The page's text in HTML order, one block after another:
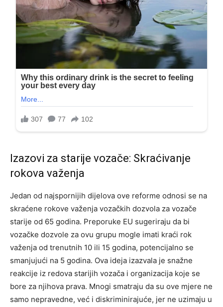
Izazovi za starije vozače: Skraćivanje
rokova važenja
Jedan od najspornijih dijelova ove reforme odnosi se na
skraćene rokove važenja vozačkih dozvola za vozače
starije od 65 godina. Preporuke EU sugeriraju da bi
vozačke dozvole za ovu grupu mogle imati kraći rok
važenja od trenutnih 10 ili 15 godina, potencijalno se
smanjujući na 5 godina. Ova ideja izazvala je snažne
reakcije iz redova starijih vozača i organizacija koje se
bore za njihova prava. Mnogi smatraju da su ove mjere ne
samo nepravedne, već i diskriminirajuće, jer ne uzimaju u